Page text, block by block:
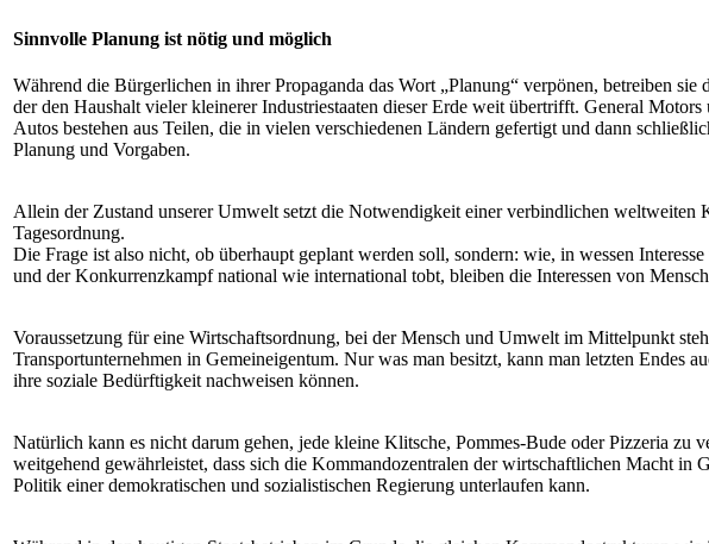
Sinnvolle Planung ist nötig und möglich
Während die Bürgerlichen in ihrer Propaganda das Wort „Planung“ verpönen, betreiben
der den Haushalt vieler kleinerer Industriestaaten dieser Erde weit übertrifft. General
Autos bestehen aus Teilen, die in vielen verschiedenen Ländern gefertigt und dann
Planung und Vorgaben.
Allein der Zustand unserer Umwelt setzt die Notwendigkeit einer verbindlichen
Tagesordnung.
Die Frage ist also nicht, ob überhaupt geplant werden soll, sondern: wie, in wessen
und der Konkurrenzkampf national wie international tobt, bleiben die Interessen von
Voraussetzung für eine Wirtschaftsordnung, bei der Mensch und Umwelt im Mittelpunkt
Transportunternehmen in Gemeineigentum. Nur was man besitzt, kann man letzten
ihre soziale Bedürftigkeit nachweisen können.
Natürlich kann es nicht darum gehen, jede kleine Klitsche, Pommes-Bude oder Pizzeria
weitgehend gewährleistet, dass sich die Kommandozentralen der wirtschaftlichen Macht
Politik einer demokratischen und sozialistischen Regierung unterlaufen kann.